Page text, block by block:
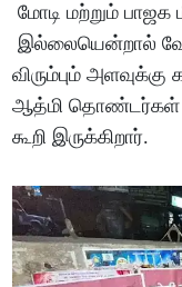
மோடி மற்றும்
இல்லையென்றால்
விரும்பும்
ஆத்மி தொண்டர்கள்
கூறி இருக்கிறார்.